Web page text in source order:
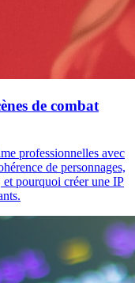
de combat
professionnelles avec
de personnages,
et pourquoi créer une IP